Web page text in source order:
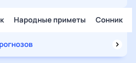
Народные приметы Сонник